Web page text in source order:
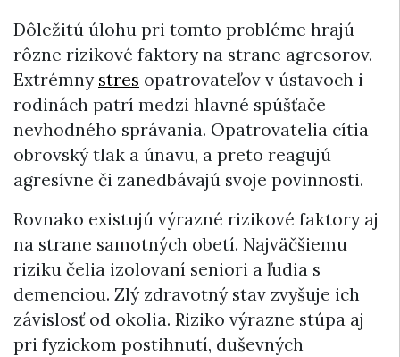
Dôležitú úlohu pri tomto probléme hrajú
rôzne rizikové faktory na strane agresorov.
Extrémny stres opatrovateľov v ústavoch i
rodinách patrí medzi hlavné spúšťače
nevhodného správania. Opatrovatelia cítia
obrovský tlak a únavu, a preto reagujú
agresívne či zanedbávajú svoje povinnosti.
Rovnako existujú výrazné rizikové faktory aj
na strane samotných obetí. Najväčšiemu
riziku čelia izolovaní seniori a ľudia s
demenciou. Zlý zdravotný stav zvyšuje ich
závislosť od okolia. Riziko výrazne stúpa aj
pri fyzickom postihnutí, duševných